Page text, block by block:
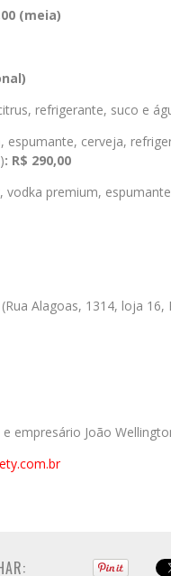
(meia)
refrigerante, suco e
espumante, cerveja,
: R$ 290,00
vodka premium,
Alagoas, 1314, loja
empresário João